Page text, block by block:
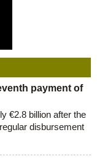
payment of
€2.8 billion after the
disbursement